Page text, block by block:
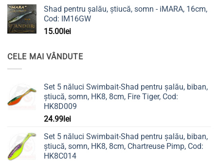
Shad pentru șalău, știucă, somn - iMARA, 16cm,
Cod: IM16GW
15.00 lei
CELE MAI VÂNDUTE
Set 5 năluci Swimbait-Shad pentru șalău, biban,
știucă, somn, HK8, 8cm, Fire Tiger, Cod:
HK8D009
24.99lei
Set 5 năluci Swimbait-Shad pentru șalău, biban,
știucă, somn, HK8, 8cm, Chartreuse Pimp, Cod:
HK8C014